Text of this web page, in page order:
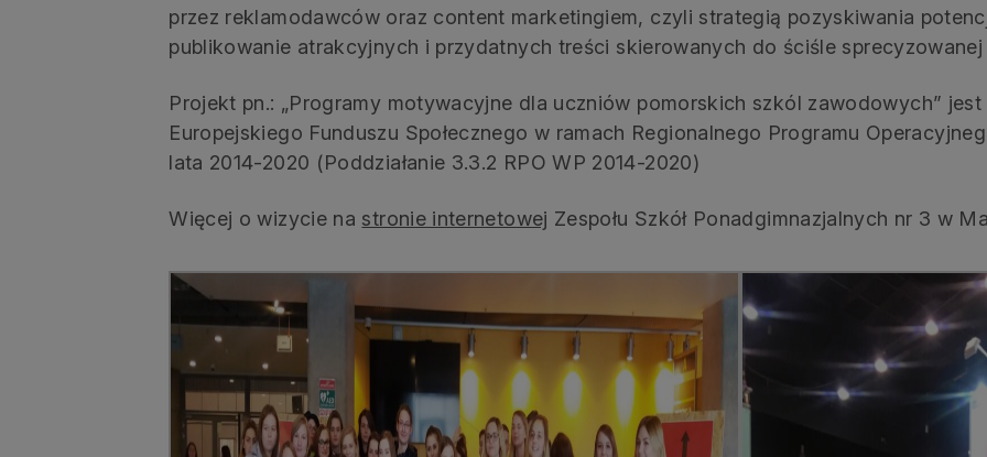
przez reklamodawców oraz content marketingiem, czyli strategią pozyskiwania
publikowanie atrakcyjnych i przydatnych treści skierowanych do ściśle
Projekt pn.: „Programy motywacyjne dla uczniów pomorskich szkól zawodowych” jest
Europejskiego Funduszu Społecznego w ramach Regionalnego Programu
lata 2014-2020 (Poddziałanie 3.3.2 RPO WP 2014-2020)
Więcej o wizycie na stronie internetowej Zespołu Szkół Ponadgimnazjalnych nr 3 w